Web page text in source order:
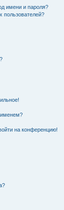
имени и пароля?
пользователей?
именем?
на конференцию!